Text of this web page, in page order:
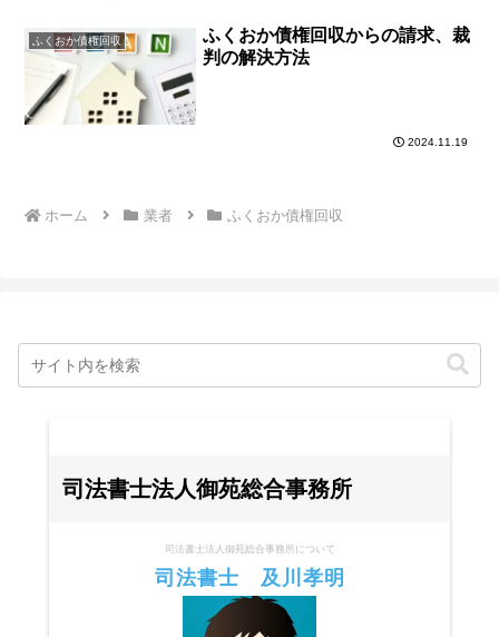
ふくおか債権回収
ふくおか債権回収からの請求、裁
判の解決方法
2024.11.19
ホーム 業者 ふくおか債権回収
司法書士法人御苑総合事務所
司法書士法人御苑総合事務所について
司法書士 及川孝明